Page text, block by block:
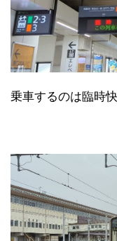
乗車するのは臨時